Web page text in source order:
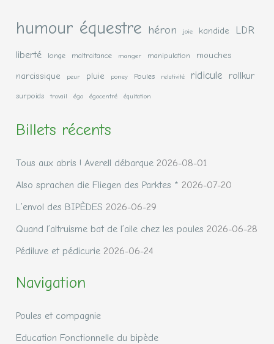
humour équestre héron joie kandide LDR
liberté longe maltraitance manger manipulation
mouches
narcissique
peur pluie poney Poules relativité ridicule rollkur
surpoids travail égo égocentré équitation
Billets récents
Tous aux abris ! Averell débarque 2026-08-01
Also sprachen die Fliegen des Parktes * 2026-07-20
L’envol des BIPÈDES 2026-06-29
Quand l’altruisme bat de l’aile chez les poules 2026-06-28
Pédiluve et pédicurie 2026-06-24
Navigation
Poules et compagnie
Education Fonctionnelle du bipède